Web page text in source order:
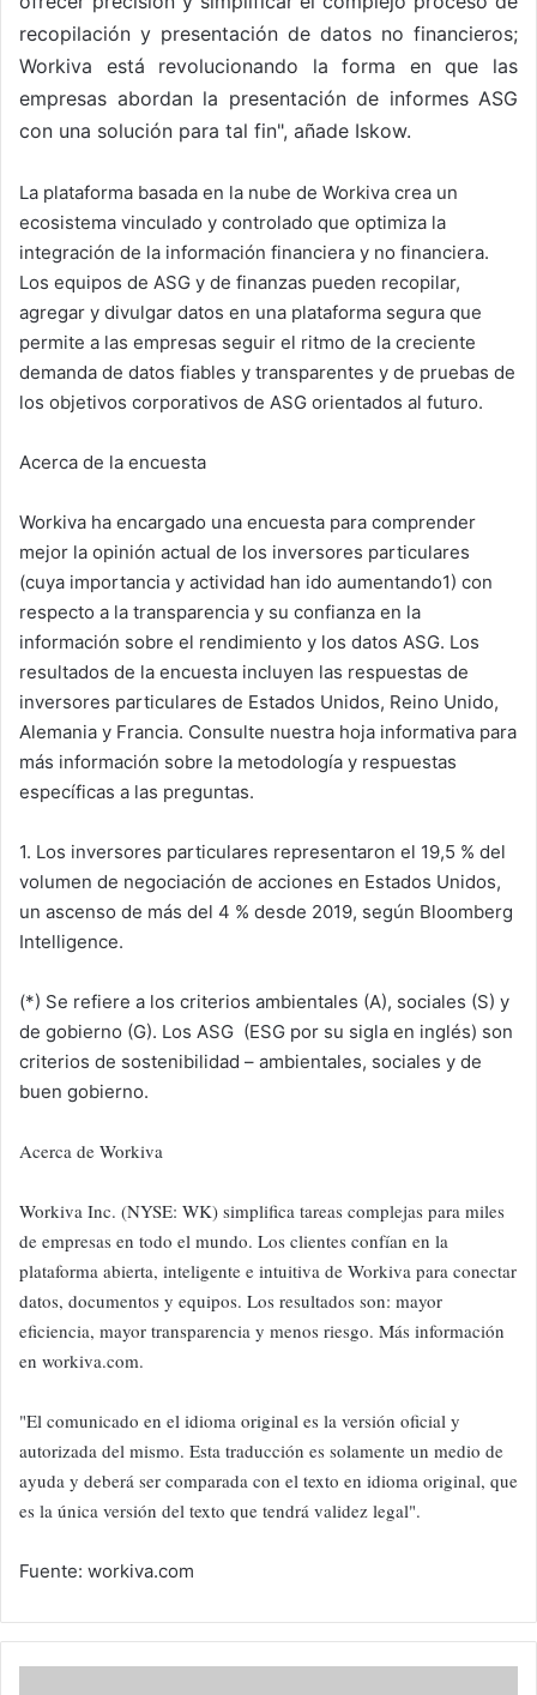
recopilación y presentación de datos no financieros;
Workiva está revolucionando la forma en que las
empresas abordan la presentación de informes ASG
con una solución para tal fin", añade Iskow.
La plataforma basada en la nube de Workiva crea un
ecosistema vinculado y controlado que optimiza la
integración de la información financiera y no financiera.
Los equipos de ASG y de finanzas pueden recopilar,
agregar y divulgar datos en una plataforma segura que
permite a las empresas seguir el ritmo de la creciente
demanda de datos fiables y transparentes y de pruebas de
los objetivos corporativos de ASG orientados al futuro.
Acerca de la encuesta
Workiva ha encargado una encuesta para comprender
mejor la opinión actual de los inversores particulares
(cuya importancia y actividad han ido aumentando1) con
respecto a la transparencia y su confianza en la
información sobre el rendimiento y los datos ASG. Los
resultados de la encuesta incluyen las respuestas de
inversores particulares de Estados Unidos, Reino Unido,
Alemania y Francia. Consulte nuestra hoja informativa para
más información sobre la metodología y respuestas
específicas a las preguntas.
1. Los inversores particulares representaron el 19,5 % del
volumen de negociación de acciones en Estados Unidos,
un ascenso de más del 4 % desde 2019, según Bloomberg
Intelligence.
(*) Se refiere a los criterios ambientales (A), sociales (S) y
de gobierno (G). Los ASG (ESG por su sigla en inglés) son
criterios de sostenibilidad – ambientales, sociales y de
buen gobierno.
Acerca de Workiva
Workiva Inc. (NYSE: WK) simplifica tareas complejas para miles
de empresas en todo el mundo. Los clientes confían en la
plataforma abierta, inteligente e intuitiva de Workiva para conectar
datos, documentos y equipos. Los resultados son: mayor
eficiencia, mayor transparencia y menos riesgo. Más información
en workiva.com.
"El comunicado en el idioma original es la versión oficial y
autorizada del mismo. Esta traducción es solamente un medio de
ayuda y deberá ser comparada con el texto en idioma original, que
es la única versión del texto que tendrá validez legal".
Fuente: workiva.com